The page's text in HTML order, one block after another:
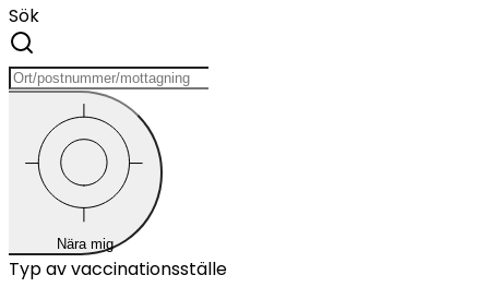
Sök
Nära mig
Typ av vaccinationsställe